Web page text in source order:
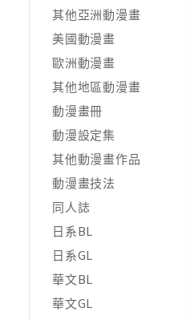
其他亞洲動漫畫
美國動漫畫
歐洲動漫畫
其他地區動漫畫
動漫畫冊
動漫設定集
其他動漫畫作品
動漫畫技法
同人誌
日系BL
日系GL
華文BL
華文GL